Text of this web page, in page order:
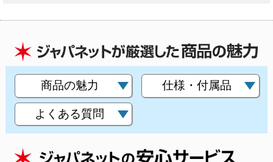
商品の魅力 仕様・付属品
よくある質問